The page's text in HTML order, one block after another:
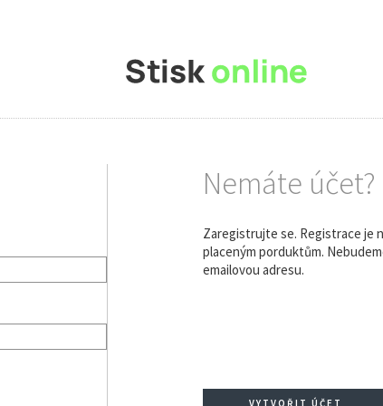
Nemáte účet?
Zaregistrujte se. Registrace je
placeným porduktům.
emailovou adresu.
VYTVOŘIT ÚČET